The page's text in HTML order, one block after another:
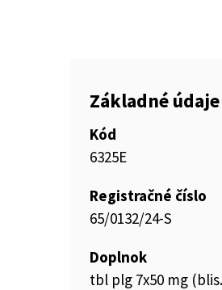
Základné
Kód
6325E
Registračné číslo
65/0132/24-S
Doplnok
tbl plg 7x50 mg